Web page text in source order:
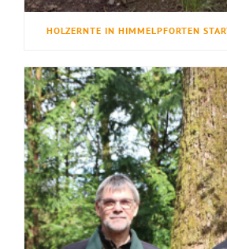
HOLZERNTE IN HIMMELPFORTEN